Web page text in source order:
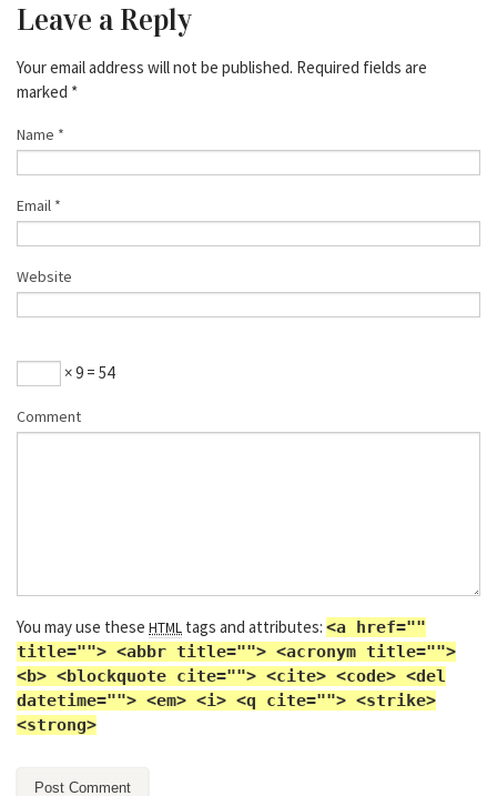
Leave a Reply
Your email address will not be published. Required fields are
marked *
Name *
Email *
Website
× 9 = 54
Comment
You may use these HTML tags and attributes: <a href=""
title=""> <abbr title=""> <acronym title="">
<b> <blockquote cite=""> <cite> <code> <del
datetime=""> <em> <i> <q cite=""> <strike>
<strong>